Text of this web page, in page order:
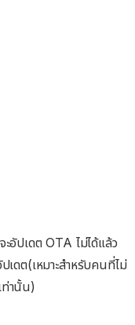
อัปเดต OTA ไม่ได้แล้ว
เดต(เหมาะสำหรับคนที่ไม่
ท่านั้น)